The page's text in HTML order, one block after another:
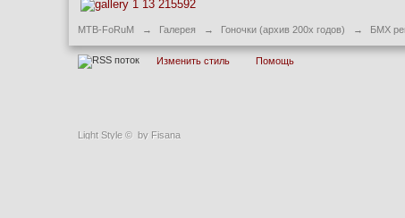
Light Style © by Fisana
MTB-FoRuM → Галерея → Гоночки (архив 200х годов) → БМХ
Изменить стиль Помощь